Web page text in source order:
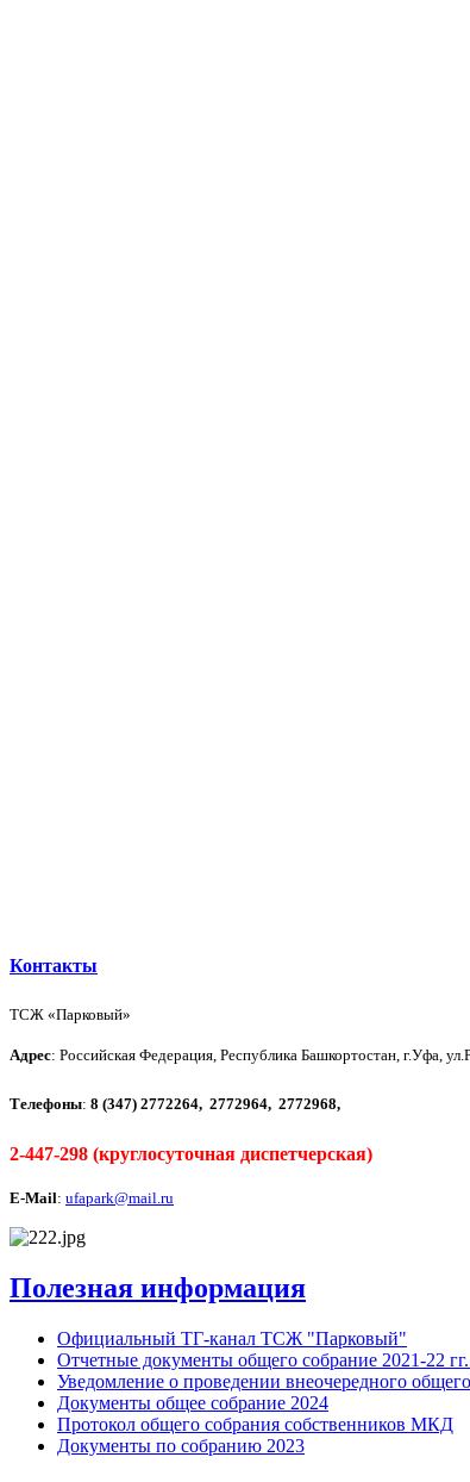
Контакты
ТСЖ «Парковый»
Адрес: Российская Федерация, Республика Башкортостан, г.Уфа,
Телефоны: 8 (347) 2772264, 2772964, 2772968,
2-447-298 (круглосуточная диспетчерская)
E-Mail: ufapark@mail.ru
Полезная информация
Официальный ТГ-канал ТСЖ "Парковый"
Отчетные документы общего собрание 2021-22
Уведомление о проведении внеочередного
Документы общее собрание 2024
Протокол общего собрания собственников МКД
Документы по собранию 2023